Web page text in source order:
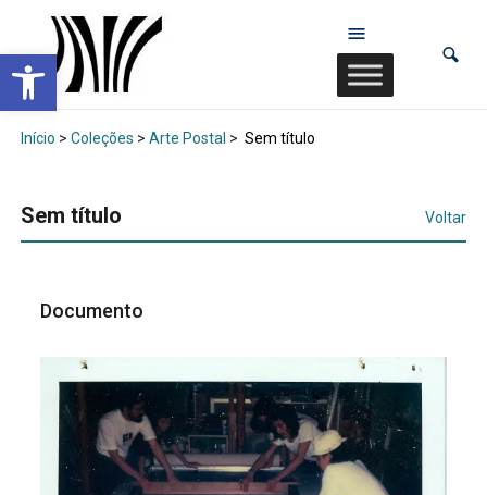
Abrir a barra de ferramentas
Início > Coleções > Arte Postal > Sem título
Sem título Voltar
Documento